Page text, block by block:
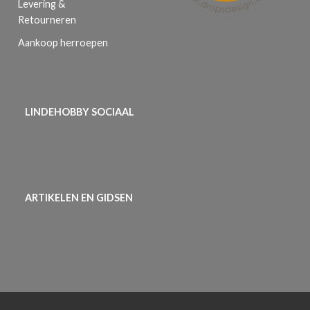
Levering &
Retourneren
Aankoop herroepen
LINDEHOBBY SOCIAAL
ARTIKELEN EN GIDSEN